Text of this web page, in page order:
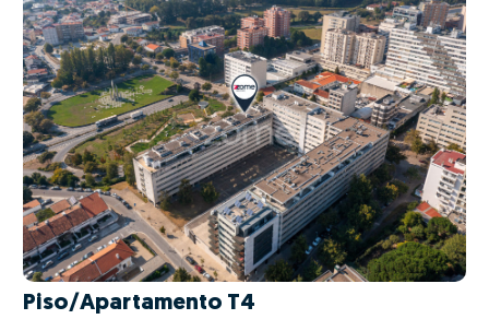
Piso/Apartamento T4